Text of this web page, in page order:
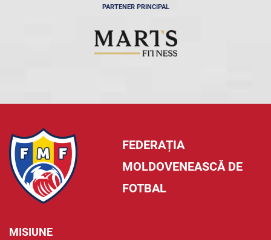
PARTENER PRINCIPAL
FEDERAȚIA
MOLDOVENEASCĂ DE
FOTBAL
MISIUNE